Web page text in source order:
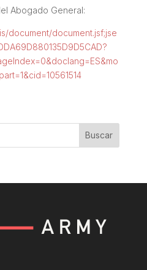
Abogado General:
document/document.jsf;jse
Buscar